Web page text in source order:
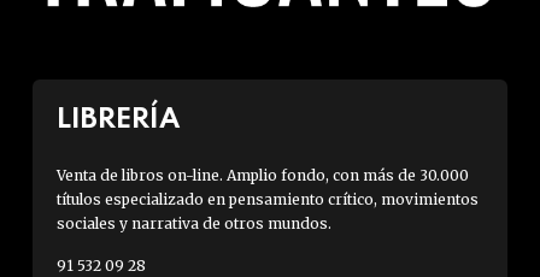
LIBRERÍA
Venta de libros on-line. Amplio fondo, con más de 30.000
títulos especializado en pensamiento crítico, movimientos
sociales y narrativa de otros mundos.
91 532 09 28